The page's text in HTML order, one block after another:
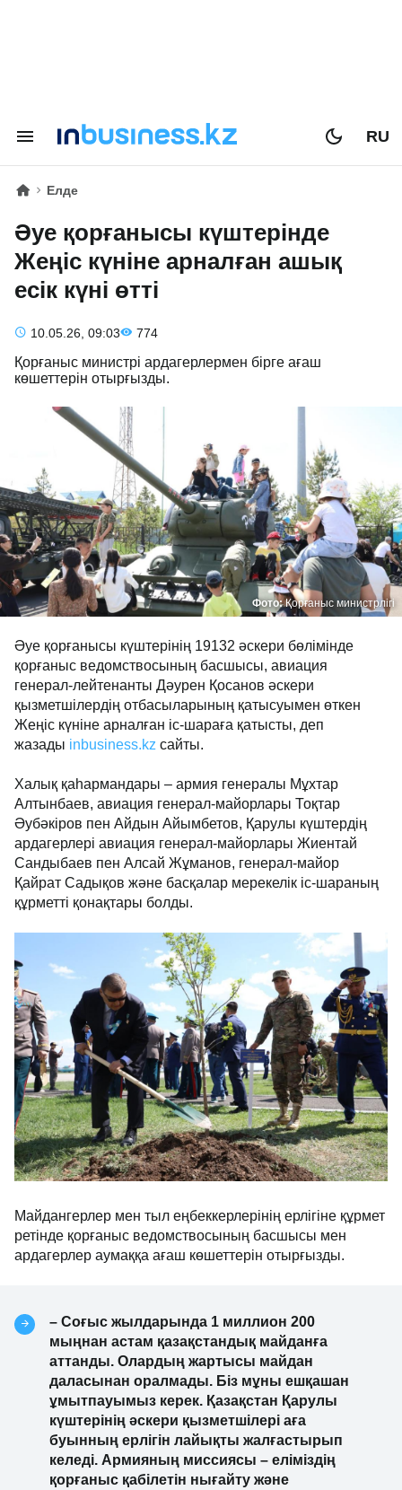
RU
Елде
Әуе қорғанысы күштерінде
Жеңіс күніне арналған ашық
есік күні өтті
10.05.26, 09:03 774
Қорғаныс министрі ардагерлермен бірге ағаш
көшеттерін отырғызды.
Фото:Қорғаныс министрлігі
Әуе қорғанысы күштерінің 19132 әскери бөлімінде
қорғаныс ведомствосының басшысы, авиация
генерал-лейтенанты Дәурен Қосанов әскери
қызметшілердің отбасыларының қатысуымен өткен
Жеңіс күніне арналған іс-шараға қатысты, деп
жазады inbusiness.kz сайты.
Халық қаһармандары – армия генералы Мұхтар
Алтынбаев, авиация генерал-майорлары Тоқтар
Әубәкіров пен Айдын Айымбетов, Қарулы күштердің
ардагерлері авиация генерал-майорлары Жиентай
Сандыбаев пен Алсай Жұманов, генерал-майор
Қайрат Садықов және басқалар мерекелік іс-шараның
құрметті қонақтары болды.
Майдангерлер мен тыл еңбеккерлерінің ерлігіне құрмет
ретінде қорғаныс ведомствосының басшысы мен
ардагерлер аумаққа ағаш көшеттерін отырғызды.
– Соғыс жылдарында 1 миллион 200
мыңнан астам қазақстандық майданға
аттанды. Олардың жартысы майдан
даласынан оралмады. Біз мұны ешқашан
ұмытпауымыз керек. Қазақстан Қарулы
күштерінің әскери қызметшілері аға
буынның ерлігін лайықты жалғастырып
келеді. Армияның миссиясы – еліміздің
қорғаныс қабілетін нығайту және